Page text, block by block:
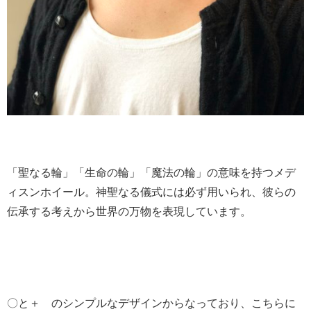
「聖なる輪」「生命の輪」「魔法の輪」の意味を持つメデ
ィスンホイール。神聖なる儀式には必ず用いられ、彼らの
伝承する考えから世界の万物を表現しています。
〇と＋ のシンプルなデザインからなっており、こちらに